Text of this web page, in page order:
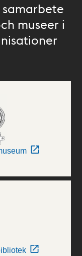
museer i